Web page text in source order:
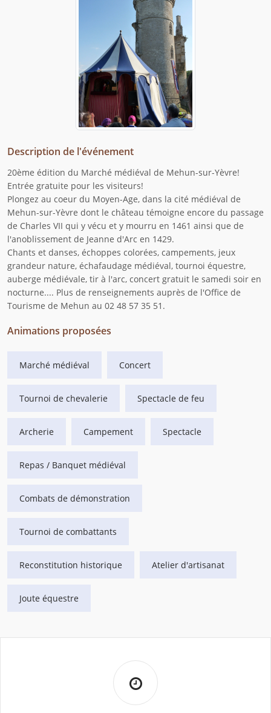
Description de l'événement
20ème édition du Marché médiéval de Mehun-sur-Yèvre!
Entrée gratuite pour les visiteurs!
Plongez au coeur du Moyen-Age, dans la cité médiéval de
Mehun-sur-Yèvre dont le château témoigne encore du passage
de Charles VII qui y vécu et y mourru en 1461 ainsi que de
l'anoblissement de Jeanne d'Arc en 1429.
Chants et danses, échoppes colorées, campements, jeux
grandeur nature, échafaudage médiéval, tournoi équestre,
auberge médiévale, tir à l'arc, concert gratuit le samedi soir en
nocturne.... Plus de renseignements auprès de l'Office de
Tourisme de Mehun au 02 48 57 35 51.
Animations proposées
Marché médiéval Concert
Tournoi de chevalerie Spectacle de feu
Archerie Campement Spectacle
Repas / Banquet médiéval
Combats de démonstration
Tournoi de combattants
Reconstitution historique Atelier d'artisanat
Joute équestre